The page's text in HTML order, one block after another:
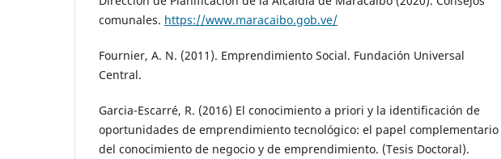
comunales. https://www.maracaibo.gob.ve/
Fournier, A. N. (2011). Emprendimiento Social. Fundación Universal
Central.
Garcia-Escarré, R. (2016) El conocimiento a priori y la identificación de
oportunidades de emprendimiento tecnológico: el papel complementario
del conocimiento de negocio y de emprendimiento. (Tesis Doctoral).